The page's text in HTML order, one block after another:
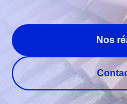
Nos